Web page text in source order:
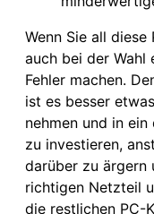
Wenn Sie all
auch bei der Wahl
Fehler machen.
ist es besser
nehmen und in
zu investieren,
darüber zu ärgern
richtigen Netzteil
die restlichen PC-